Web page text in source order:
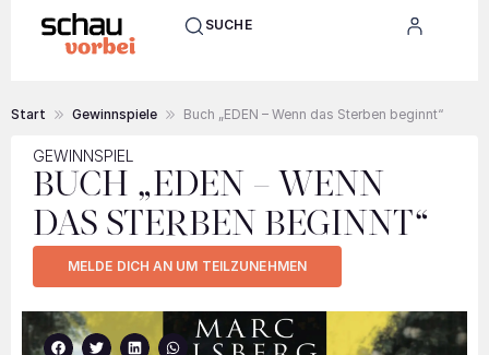
SUCHE
Start Gewinnspiele Buch „EDEN – Wenn das Sterben beginnt“
GEWINNSPIEL
BUCH „EDEN – WENN
DAS STERBEN BEGINNT“
MELDE DICH AN UM TEILZUNEHMEN